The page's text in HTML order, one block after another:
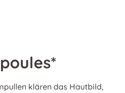
klären das Hautbild,